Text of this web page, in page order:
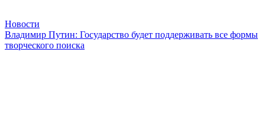
Новости
Владимир Путин: Государство будет поддерживать все формы
творческого поиска